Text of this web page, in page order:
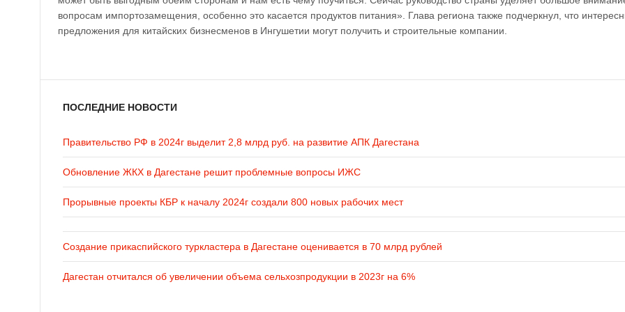
вопросам импортозамещения, особенно это касается продуктов питания». Глава региона также подчеркнул, что
предложения для китайских бизнесменов в Ингушетии могут получить и строительные компании.
ПОСЛЕДНИЕ НОВОСТИ
Правительство РФ в 2024г выделит 2,8 млрд руб. на развитие АПК Дагестана
Обновление ЖКХ в Дагестане решит проблемные вопросы ИЖС
Прорывные проекты КБР к началу 2024г создали 800 новых рабочих мест
Создание прикаспийского туркластера в Дагестане оценивается в 70 млрд рублей
Дагестан отчитался об увеличении объема сельхозпродукции в 2023г на 6%